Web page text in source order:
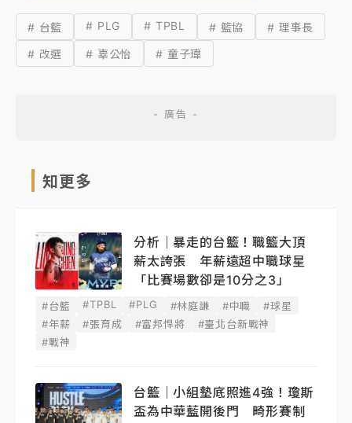
# 台籃 # PLG # TPBL # 籃協
# 理事長
# 改選
# 辜公怡 # 童子瑋
知更多
分析｜暴走的台籃！職籃大頂
薪太誇張 年薪遠超中職球星
「比賽場數卻是10分之3」
#台籃 #TPBL #PLG #林庭謙 #中職
#球星
#年薪
#張育成 #富邦悍將
#臺北台新戰神
#戰神
台籃｜小組墊底照進4強！瓊斯
盃為中華藍開後門 畸形賽制